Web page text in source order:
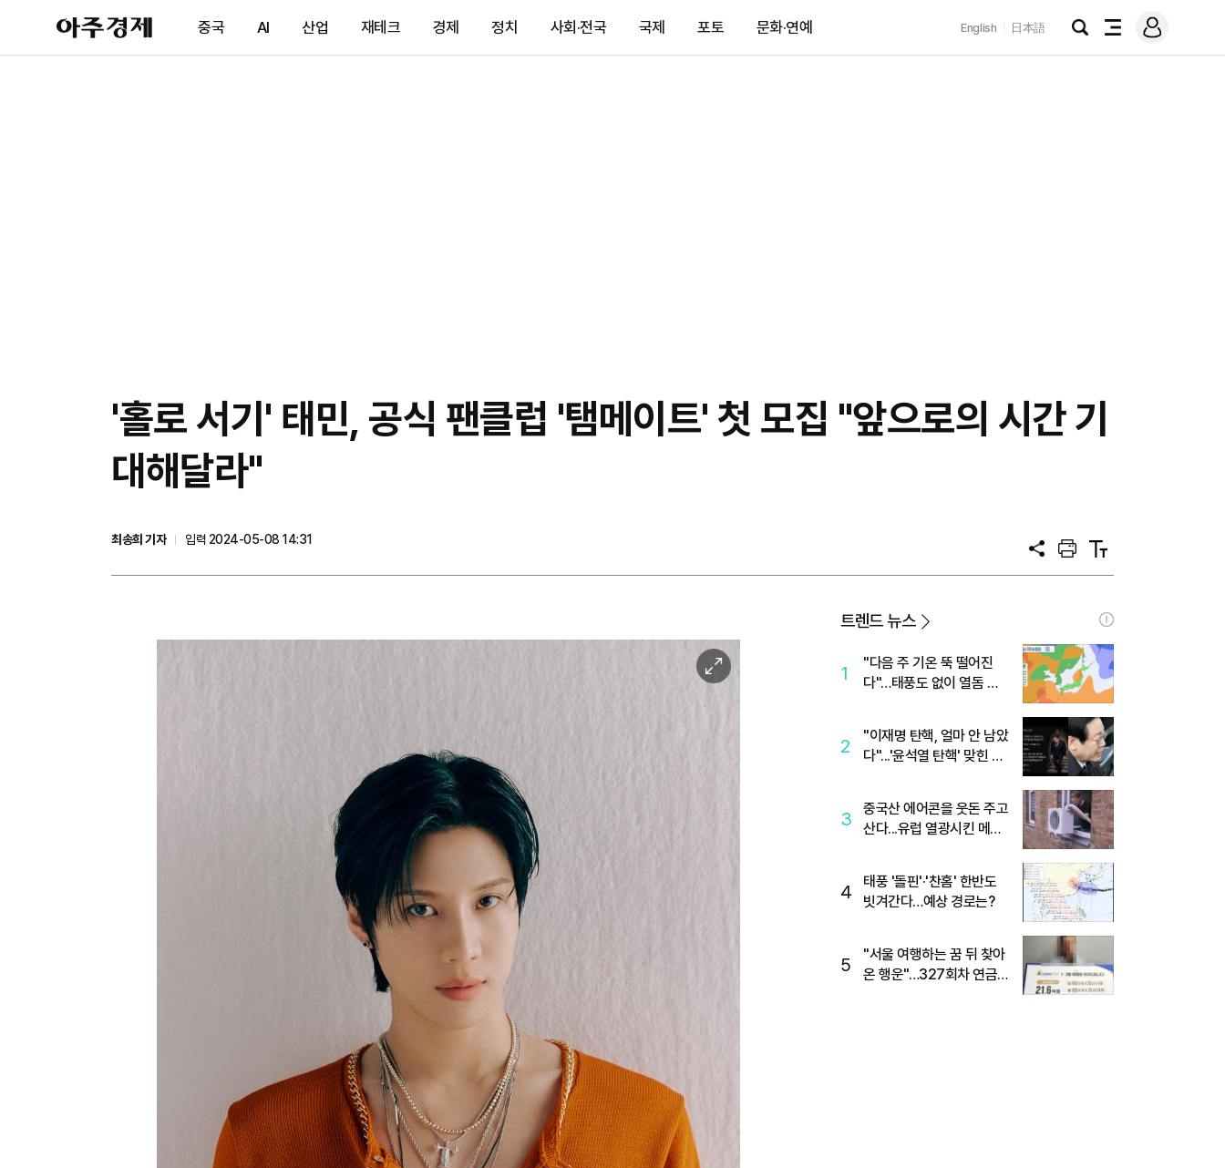
아
주
제
중국 AI 산업 재테크 경제 정치 사회·전국 국제 포토 문화·연예 English 日本語
검
전
메
그
'홀로 서기' 태민, 공식 팬클럽 '탬메이트' 첫 모집 "앞으로의 시간 기
대해달라"
최송희 기자
입력 2024-05-08 14:31
공
프
트
텍
트
이
미
트렌드 뉴스
1
"다음 주 기온 뚝 떨어진
다"…태풍도 없이 열돔 박
2
"이재명 탄핵, 얼마 안 남았
다"...'윤석열 탄핵' 맞힌 무
3
중국산 에어콘을 웃돈 주고
산다...유럽 열광시킨 메이
4
태풍 '돌핀'·'찬홈' 한반도
빗겨간다…예상 경로는?
5
"서울 여행하는 꿈 뒤 찾아
온 행운"…327회차 연금